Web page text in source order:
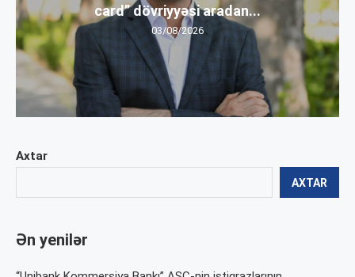
Axtar
AXTAR
Ən yenilər
card” dövriyyəsi aradan...
03/08/2026